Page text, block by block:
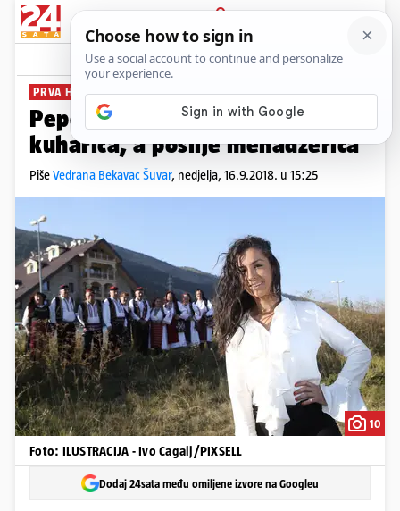
PRIJAVA
News Komentari
PRVA HAJDUČICA
Pepeljuga s Vran planine: Do 4
kuharica, a poslije menadžerica
PišeVedrana Bekavac Šuvar, nedjelja, 16.9.2018. u 15:25
10
Foto: ILUSTRACIJA - Ivo Cagalj/PIXSELL
Dodaj 24sata među omiljene izvore na Googleu